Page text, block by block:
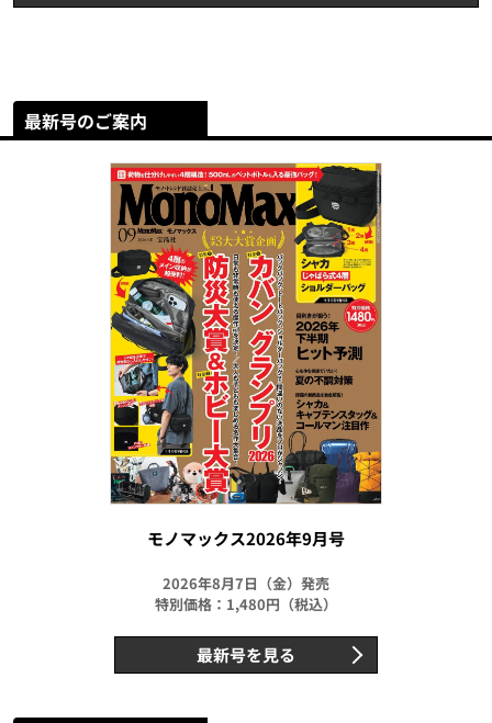
最新号のご案内
モノマックス2026年9月号
2026年8月7日（金）発売
特別価格：1,480円（税込）
最新号を見る